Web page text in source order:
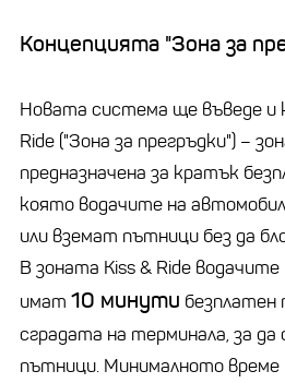
Концепцията "Зона за
Новата система ще въведе и
Ride ("Зона за прегръдки") –
предназначена за кратък
която водачите на
или вземат пътници без да
В зоната Kiss & Ride
имат 10 минути безплатен
сградата на терминала, за
пътници. Минималното време